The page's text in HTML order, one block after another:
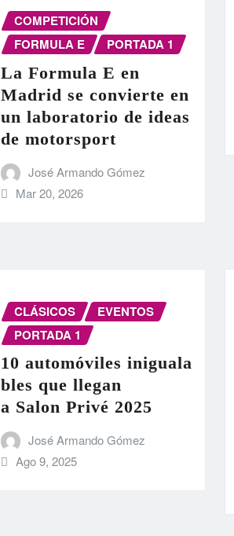
COMPETICIÓN
FORMULA E
PORTADA 1
La Formula E en
Madrid se convierte en
un laboratorio de ideas
de motorsport
José Armando Gómez
Mar 20, 2026
CLÁSICOS
EVENTOS
PORTADA 1
10 automóviles iniguala
bles que llegan
a Salon Privé 2025
José Armando Gómez
Ago 9, 2025